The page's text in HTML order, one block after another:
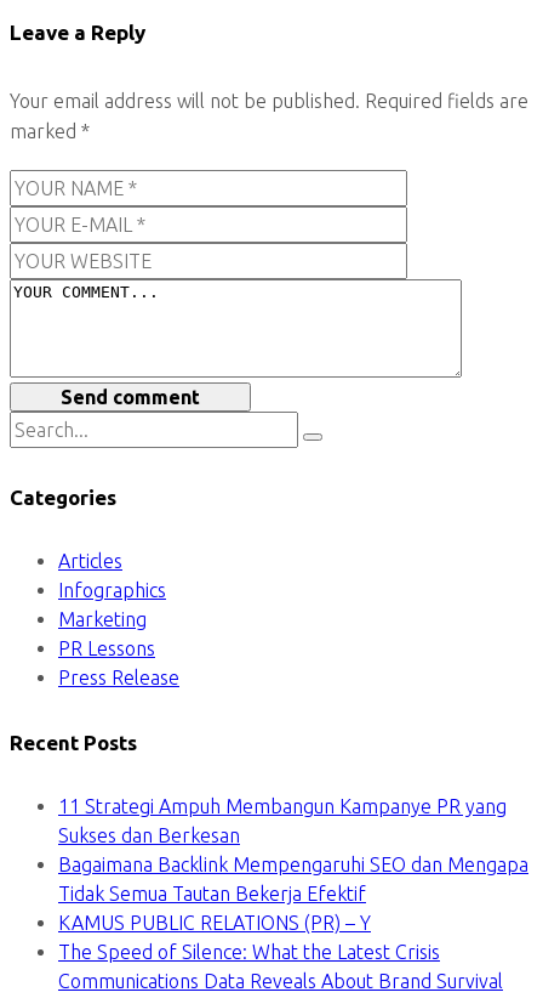
Leave a Reply
Your email address will not be published. Required fields are
marked *
Send comment
Categories
Articles
Infographics
Marketing
PR Lessons
Press Release
Recent Posts
11 Strategi Ampuh Membangun Kampanye PR yang
Sukses dan Berkesan
Bagaimana Backlink Mempengaruhi SEO dan Mengapa
Tidak Semua Tautan Bekerja Efektif
KAMUS PUBLIC RELATIONS (PR) – Y
The Speed of Silence: What the Latest Crisis
Communications Data Reveals About Brand Survival